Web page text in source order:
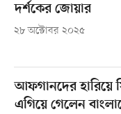
দর্শকের জোয়ার
২৮ অক্টোবর ২০২৫
আফগানদের হারিয়ে
এগিয়ে গেলেন